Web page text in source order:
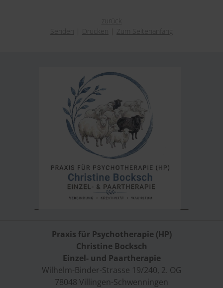
zurück
Senden
Drucken Zum Seitenanfang
Praxis für Psychotherapie (HP)
Christine Bocksch
Einzel- und Paartherapie
Wilhelm-Binder-Strasse 19/240, 2. OG
78048 Villingen-Schwenningen